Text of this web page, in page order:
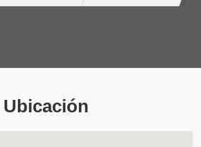
Ubicación